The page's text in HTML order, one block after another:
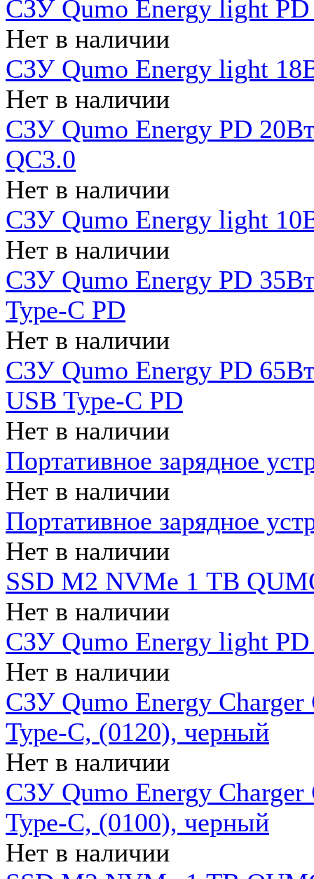
СЗУ Qumo Energy light
Нет в наличии
СЗУ Qumo Energy light
Нет в наличии
СЗУ Qumo Energy PD
QC3.0
Нет в наличии
СЗУ Qumo Energy light
Нет в наличии
СЗУ Qumo Energy PD
Type-C PD
Нет в наличии
СЗУ Qumo Energy PD
USB Type-C PD
Нет в наличии
Портативное зарядное
Нет в наличии
Портативное зарядное
Нет в наличии
SSD M2 NVMe 1 ТB
Нет в наличии
СЗУ Qumo Energy light PD
Нет в наличии
СЗУ Qumo Energy
Type-C, (0120), черный
Нет в наличии
СЗУ Qumo Energy
Type-C, (0100), черный
Нет в наличии